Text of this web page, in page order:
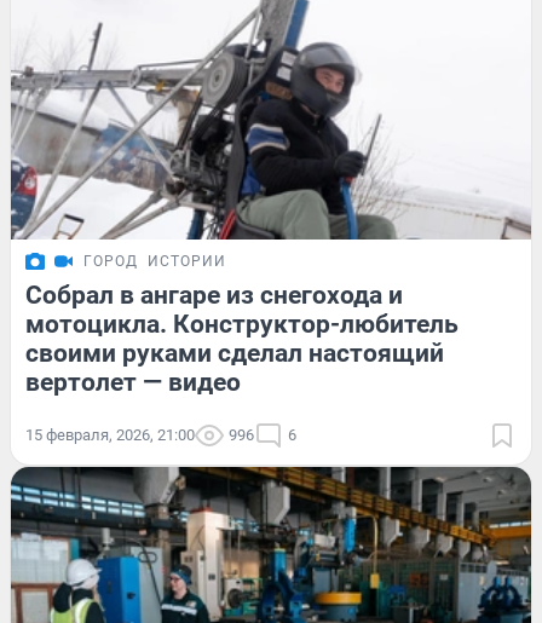
ГОРОД ИСТОРИИ
Собрал в ангаре из снегохода и
мотоцикла. Конструктор-любитель
своими руками сделал настоящий
вертолет — видео
15 февраля, 2026, 21:00 996 6